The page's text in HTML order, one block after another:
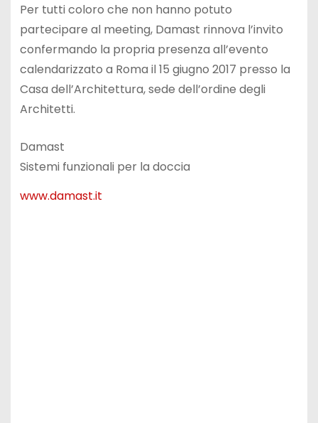
Per tutti coloro che non hanno potuto
partecipare al meeting, Damast rinnova l’invito
confermando la propria presenza all’evento
calendarizzato a Roma il 15 giugno 2017 presso la
Casa dell’Architettura, sede dell’ordine degli
Architetti.
Damast
Sistemi funzionali per la doccia
www.damast.it